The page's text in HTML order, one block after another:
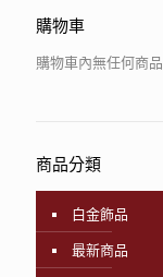
購物車
購物車內無任何商品
商品分類
白金飾品
最新商品